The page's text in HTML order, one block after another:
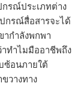
กรณ์ประเภทต่าง
กรณ์สื่อสารจะได้
กำลังพกพา
ทำไมมืออาชีพถึง
ซ้อนภายใต้
วางทาง